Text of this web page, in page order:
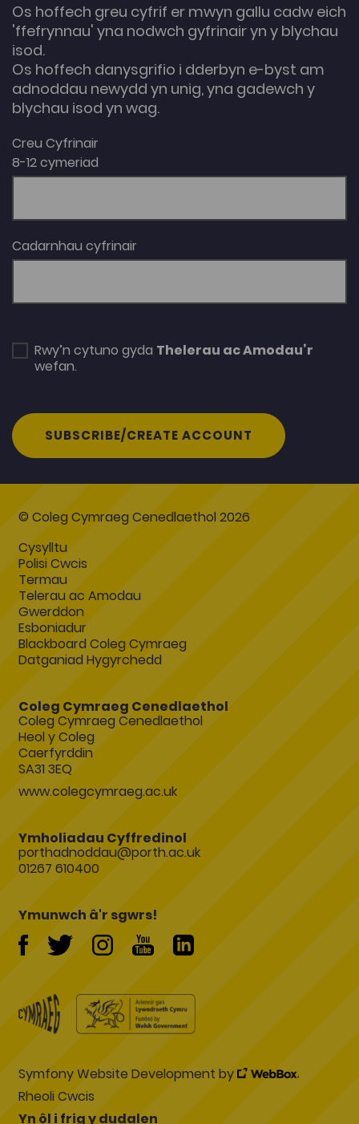
Os hoffech greu cyfrif er mwyn gallu cadw eich
'ffefrynnau' yna nodwch gyfrinair yn y blychau
isod.
Os hoffech danysgrifio i dderbyn e-byst am
adnoddau newydd yn unig, yna gadewch y
blychau isod yn wag.
Creu Cyfrinair
8-12 cymeriad
Cadarnhau cyfrinair
Rwy’n cytuno gyda Thelerau ac Amodau’r
wefan.
SUBSCRIBE/CREATE ACCOUNT
© Coleg Cymraeg Cenedlaethol 2026
Cysylltu
Polisi Cwcis
Termau
Telerau ac Amodau
Gwerddon
Esboniadur
Blackboard Coleg Cymraeg
Datganiad Hygyrchedd
Coleg Cymraeg Cenedlaethol
Coleg Cymraeg Cenedlaethol
Heol y Coleg
Caerfyrddin
SA31 3EQ
www.colegcymraeg.ac.uk
Ymholiadau Cyffredinol
porthadnoddau@porth.ac.uk
01267 610400
Ymunwch â'r sgwrs!
Symfony Website Development by
Rheoli Cwcis
Yn ôl i frig y dudalen